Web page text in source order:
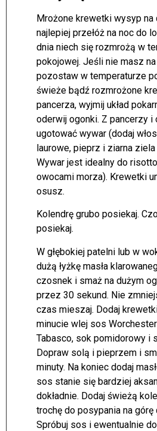
Mrożone krewetki wysyp na
najlepiej przełóż na noc do
dnia niech się rozmrożą w
pokojowej. Jeśli nie masz
pozostaw w temperaturze
świeże bądź rozmrożone
pancerza, wyjmij układ
oderwij ogonki. Z pancerzy
ugotować wywar (dodaj
laurowe, pieprz i ziarna
Wywar jest idealny do
owocami morza). Krewetki
osusz.
Kolendrę grubo posiekaj.
posiekaj.
W głębokiej patelni lub w
dużą łyżkę masła
czosnek i smaż na dużym
przez 30 sekund. Nie
czas mieszaj. Dodaj
minucie wlej sos
Tabasco, sok pomidorowy i
Dopraw solą i pieprzem i
minuty. Na koniec dodaj
sos stanie się bardziej
dokładnie. Dodaj świeżą
trochę do posypania na górę
Spróbuj sos i ewentualnie